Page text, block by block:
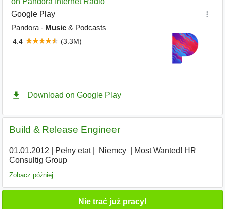
Build & Release Engineer
01.01.2012 Pełny etat| Niemcy
Most Wanted! HR
Consultig Group
Zobacz później
Nie trać już pracy!